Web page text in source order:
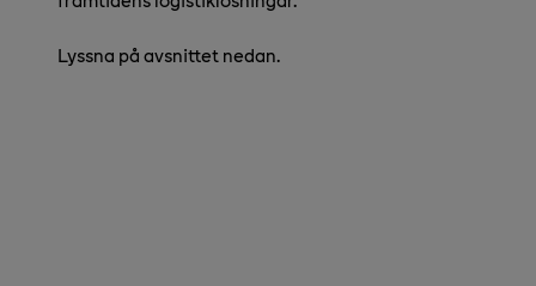
Lyssna på avsnittet nedan.